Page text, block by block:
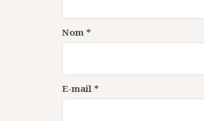
l
’
r
t
Nom *
E-mail *